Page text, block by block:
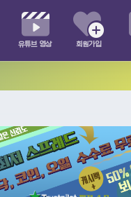
유튜브 영상 회원가입